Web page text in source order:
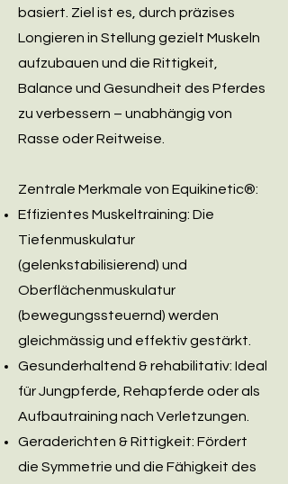
basiert. Ziel ist es, durch präzises
Longieren in Stellung gezielt Muskeln
aufzubauen und die Rittigkeit,
Balance und Gesundheit des Pferdes
zu verbessern – unabhängig von
Rasse oder Reitweise.
Zentrale Merkmale von Equikinetic®:
Effizientes Muskeltraining: Die
Tiefenmuskulatur
(gelenkstabilisierend) und
Oberflächenmuskulatur
(bewegungssteuernd) werden
gleichmässig und effektiv gestärkt.
Gesunderhaltend & rehabilitativ: Ideal
für Jungpferde, Rehapferde oder als
Aufbautraining nach Verletzungen.
Geraderichten & Rittigkeit: Fördert
die Symmetrie und die Fähigkeit des